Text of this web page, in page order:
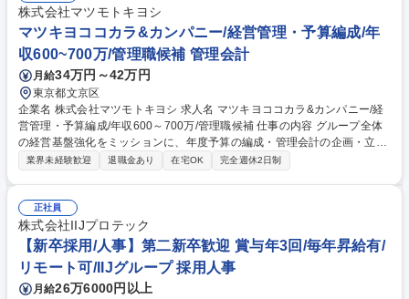
の課題解決支援ができ、売り切り営業では無いため自らの提案による企業
の改善を間近に感じられます。(飛び込み営業なし)経営層との対峙機会が
多く様々なスキル向上が期待できます。 募集職種 ［沖縄/地域職/法人営
業］転居伴う異動なし/コンサルティング/インセン有り
株式会社マツモトキヨシ
マツキヨココカラ&カンパニー/経営管理・予算編成/年
収600~700万/管理職候補 管理会計
月給34万円～42万円
東京都文京区
企業名 株式会社マツモトキヨシ 求人名 マツキヨココカラ&カンパニー/経
営管理・予算編成/年収600～700万/管理職候補 仕事の内容 グループ全体
の経営基盤強化をミッションに、年度予算の編成・管理会計の企画・立
案・予実管理を担当。経営数値を横断的に分析し、迅速かつ論理的な経営
企画立案を推進。単なる数値集計に留まらず、財務分析を通じた課題抽出
や改善提案等、経営の意思決定に直結する業務です。 ■財務・管理会計シ
ステムの導入やリプレイス、子会社展開等のプロジェクトにも深く関与。
システムに強い方は、その知見を活かして業務の高度化・効率化を主導す
る役割も期待されます。 募集職種 マツキヨココカラ&カンパニー/経営管
理・予算編成/年収600～700万/管理職候補
業界未経験歓迎 退職金あり 在宅OK 完全週休2日制
正社員
株式会社IIJプロテック
【新卒採用/人事】第二新卒歓迎 賞与年3回/毎年昇給有/
リモート可/IIJグループ 採用人事
月給26万6000円以上